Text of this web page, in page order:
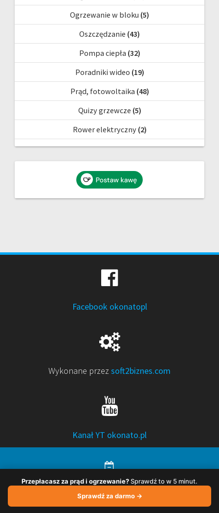
Ogrzewanie w bloku (5)
Oszczędzanie (43)
Pompa ciepła (32)
Poradniki wideo (19)
Prąd, fotowoltaika (48)
Quizy grzewcze (5)
Rower elektryczny(2)
Facebook okonatopl
Wykonane przezsoft2biznes.com
Kanał YT okonato.pl
© 2026 Okonato – Oszczędny Dom. Stwórz używając
WordPress i motywOnePage Express
Przepłacasz za prąd i ogrzewanie?Sprawdź to w 5 minut.
Sprawdź za darmo →